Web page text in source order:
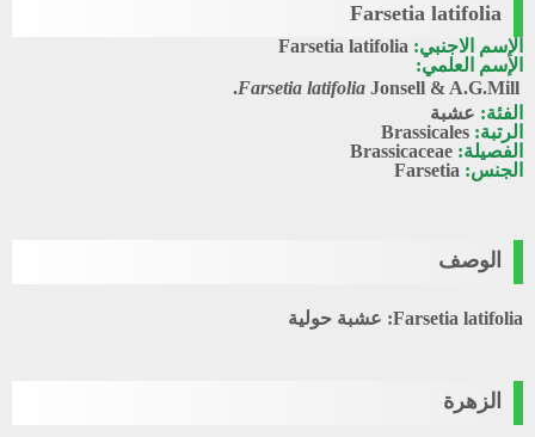
Farsetia latifolia
الإسم الاجنبي: Farsetia latifolia
الإسم العلمي:
Farsetia latifolia Jonsell & A.G.Mill.
الفئة: عشبة
الرتبة: Brassicales
الفصيلة: Brassicaceae
الجنس: Farsetia
الوصف
Farsetia latifolia: عشبة حولية
الزهرة